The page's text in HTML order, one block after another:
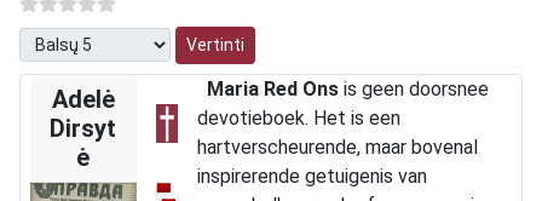
Prašome įvertinti
Adelė
Dirsyt
ė
Maria Red Onsis geen doorsnee
devotieboek. Het is een
hartverscheurende, maar bovenal
inspirerende getuigenis van